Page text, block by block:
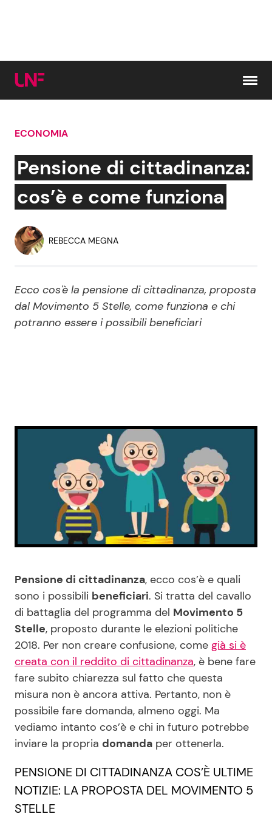
Cerca:
News e Cronaca
Attualità Italiana
Dal Mondo
Economia
Persone Scomparse
Gossip e TV
Bellezze VIP
Fiction e Serie TV
Programmi TV
ShowBiz
News Cinema
News Musica
News Spettacolo
Social News
News dal mondo
Casa
Moda e Style
Mondo Mamma
News benessere
Salute
Viaggi e Turismo
Festività
Consigli di Cucina
Dolci
Le Ricette in TV
Primi Piatti
Ricette Facili e Veloci
Ricette Feste
ECONOMIA
Pensione di cittadinanza:
cos’è e come funziona
REBECCA MEGNA
Ecco cos'è la pensione di cittadinanza, proposta
dal Movimento 5 Stelle, come funziona e chi
potranno essere i possibili beneficiari
Pensione di cittadinanza, ecco cos’è e quali
sono i possibili beneficiari. Si tratta del cavallo
di battaglia del programma del Movimento 5
Stelle, proposto durante le elezioni politiche
2018. Per non creare confusione, come già si è
creata con il reddito di cittadinanza, è bene fare
fare subito chiarezza sul fatto che questa
misura non è ancora attiva. Pertanto, non è
possibile fare domanda, almeno oggi. Ma
vediamo intanto cos’è e chi in futuro potrebbe
inviare la propria domanda per ottenerla.
PENSIONE DI CITTADINANZA COS’È ULTIME
NOTIZIE: LA PROPOSTA DEL MOVIMENTO 5
STELLE